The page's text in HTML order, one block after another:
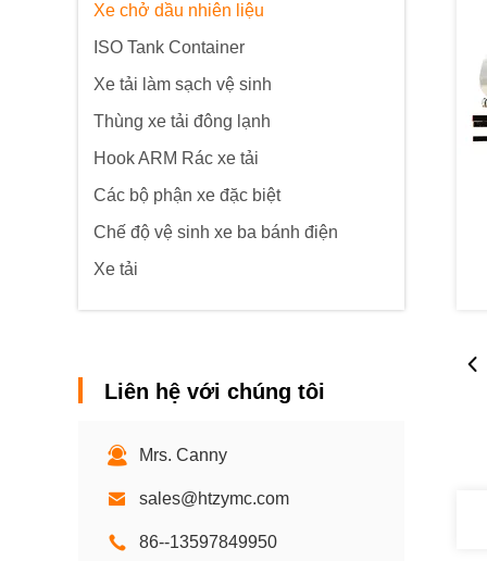
Xe chở dầu nhiên liệu
ISO Tank Container
Xe tải làm sạch vệ sinh
Thùng xe tải đông lạnh
Hook ARM Rác xe tải
Các bộ phận xe đặc biệt
Chế độ vệ sinh xe ba bánh điện
Xe tải
Liên hệ với chúng tôi
Mrs. Canny
sales@htzymc.com
86--13597849950